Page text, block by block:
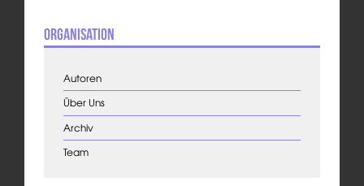
Organisation
Autoren
Über Uns
Archiv
Team